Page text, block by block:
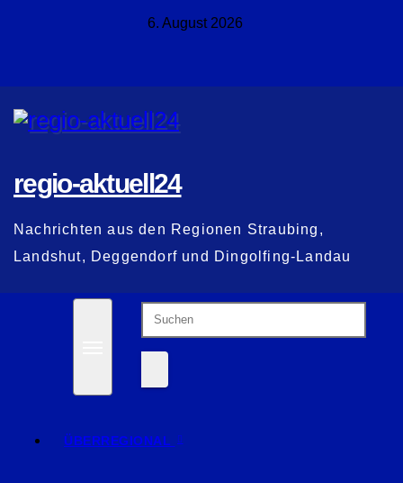
6. August 2026
regio-aktuell24
Nachrichten aus den Regionen Straubing,
Landshut, Deggendorf und Dingolfing-Landau
ÜBERREGIONAL